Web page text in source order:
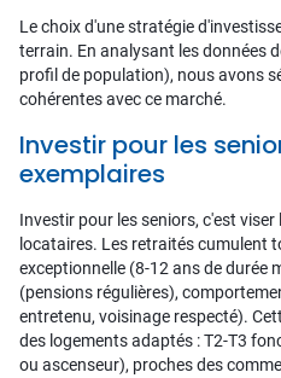
Le choix d'une stratégie
terrain. En analysant les données
profil de population), nous avons
cohérentes avec ce marché.
Investir pour les
exemplaires
Investir pour les seniors, c'est viser
locataires. Les retraités cumulent
exceptionnelle (8-12 ans de durée
(pensions régulières),
entretenu, voisinage respecté).
des logements adaptés : T2-T3
ou ascenseur), proches des